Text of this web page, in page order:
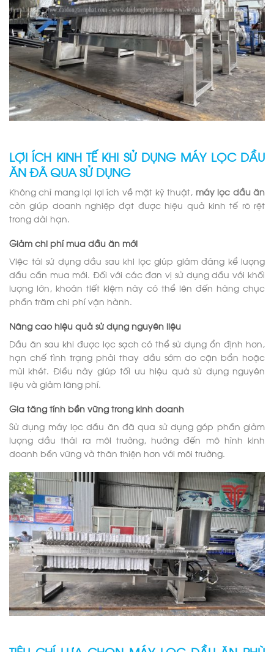
LỢI ÍCH KINH TẾ KHI SỬ DỤNG MÁY LỌC DẦU
ĂN ĐÃ QUA SỬ DỤNG
Không chỉ mang lại lợi ích về mặt kỹ thuật, máy lọc dầu ăn
còn giúp doanh nghiệp đạt được hiệu quả kinh tế rõ rệt
trong dài hạn.
Giảm chi phí mua dầu ăn mới
Việc tái sử dụng dầu sau khi lọc giúp giảm đáng kể lượng
dầu cần mua mới. Đối với các đơn vị sử dụng dầu với khối
lượng lớn, khoản tiết kiệm này có thể lên đến hàng chục
phần trăm chi phí vận hành.
Nâng cao hiệu quả sử dụng nguyên liệu
Dầu ăn sau khi được lọc sạch có thể sử dụng ổn định hơn,
hạn chế tình trạng phải thay dầu sớm do cặn bẩn hoặc
mùi khét. Điều này giúp tối ưu hiệu quả sử dụng nguyên
liệu và giảm lãng phí.
Gia tăng tính bền vững trong kinh doanh
Sử dụng máy lọc dầu ăn đã qua sử dụng góp phần giảm
lượng dầu thải ra môi trường, hướng đến mô hình kinh
doanh bền vững và thân thiện hơn với môi trường.